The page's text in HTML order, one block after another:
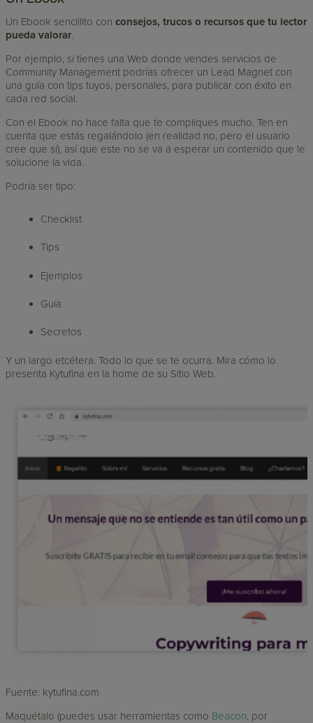
Un Ebook sencillito conconsejos, trucos o recursos que tu lector
pueda valorar.
Por ejemplo, si tienes una Web donde vendes servicios de
Community Management podrías ofrecer un Lead Magnet con
una guía con tips tuyos, personales, para publicar con éxito en
cada red social.
Con el Ebook no hace falta que te compliques mucho. Ten en
cuenta que estás regalándolo (en realidad no, pero el usuario
cree que sí), así que este no se va a esperar un contenido que le
solucione la vida.
Podría ser tipo:
Checklist
Tips
Ejemplos
Guía
Secretos
Y un largo etcétera. Todo lo que se te ocurra. Mira cómo lo
presenta Kytufina en la home de su Sitio Web.
Fuente: kytufina.com
Maquétalo (puedes usar herramientas como Beacon, por